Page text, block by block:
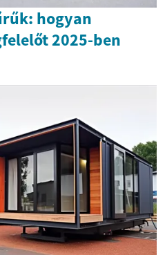
hogyan
2025-ben